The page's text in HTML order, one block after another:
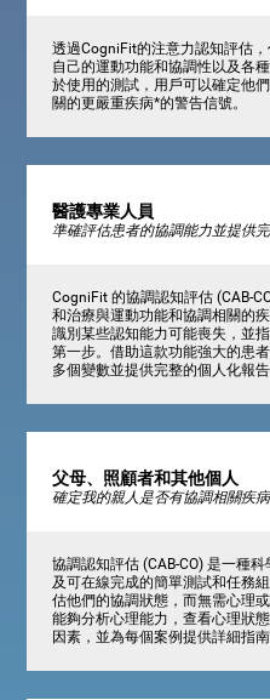
透過CogniFit的注意力認知評估
自己的運動功能和協調性以及各
於使用的測試，用戶可以確定他
關的更嚴重疾病*的警告信號。
醫護專業人員
準確評估患者的協調能力並提供
CogniFit 的協調認知評估 (CAB-
和治療與運動功能和協調相關的
識別某些認知能力可能喪失，並
第一步。借助這款功能強大的患
多個變數並提供完整的個人化報告
父母、照顧者和其他個人
確定我的親人是否有協調相關疾
協調認知評估 (CAB-CO) 是一種
及可在線完成的簡單測試和任務
估他們的協調狀態，而無需心理
能夠分析心理能力，查看心理狀
因素，並為每個案例提供詳細指南